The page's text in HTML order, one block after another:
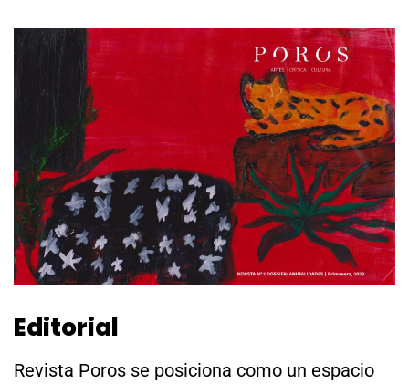
Editorial
Revista Poros se posiciona como un espacio